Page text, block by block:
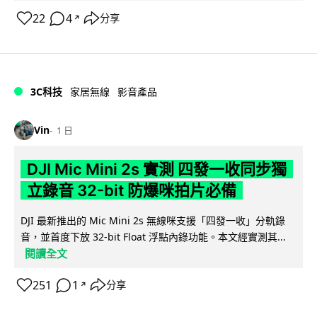
22 4 ↗ 分享
3C科技 家居無線 影音產品
Vin 1 日
DJI Mic Mini 2s 實測 四發一收同步獨
立錄音 32-bit 防爆咪拍片必備
DJI 最新推出的 Mic Mini 2s 無線咪支援「四發一收」分軌錄
音，並首度下放 32-bit Float 浮點內錄功能。本文經實測其...
閱讀全文
251 1 ↗ 分享